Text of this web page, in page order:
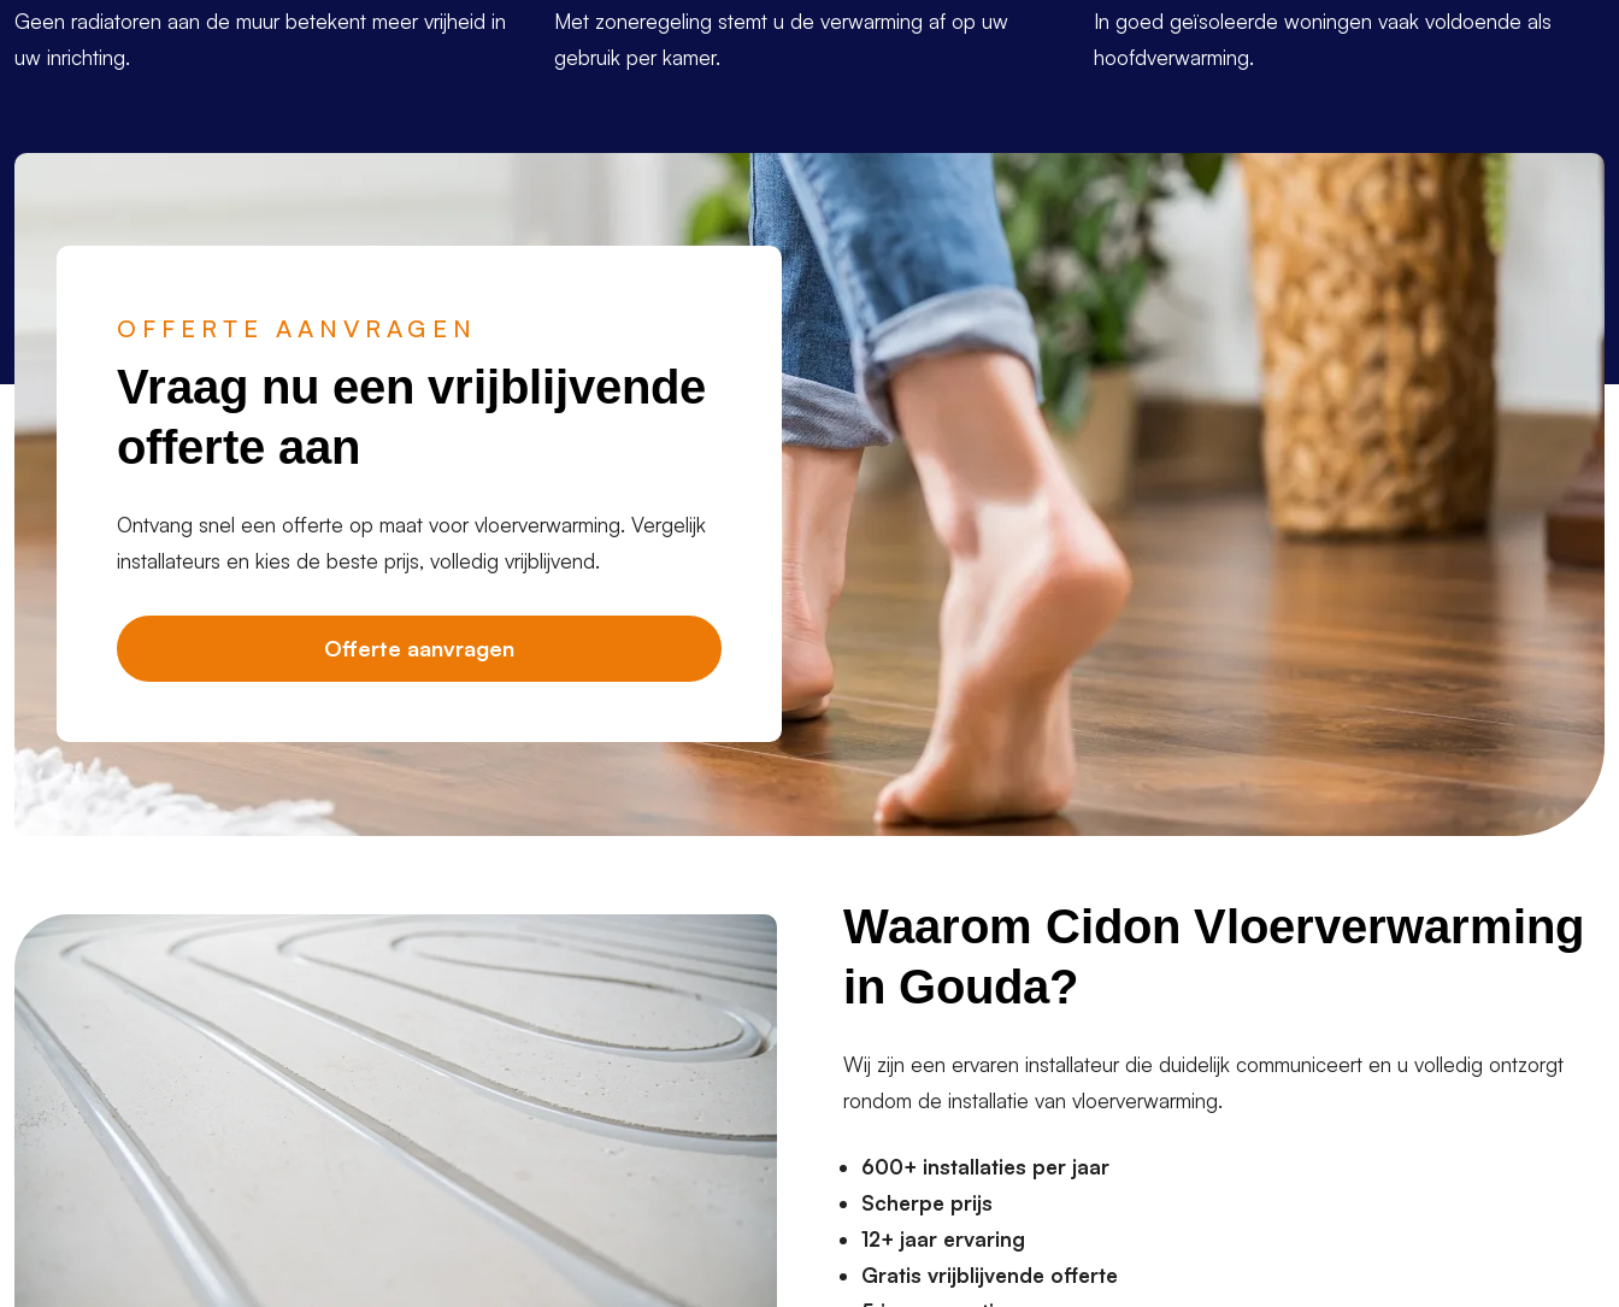
Geen radiatoren aan de muur betekent meer vrijheid in
uw inrichting.
Met zoneregeling stemt u de verwarming af op uw
gebruik per kamer.
In goed geïsoleerde woningen vaak voldoende als
hoofdverwarming.
OFFERTE AANVRAGEN
Vraag nu een vrijblijvende
offerte aan
Ontvang snel een offerte op maat voor vloerverwarming. Vergelijk
installateurs en kies de beste prijs, volledig vrijblijvend.
Offerte aanvragen
Waarom Cidon Vloerverwarming
in Gouda?
Wij zijn een ervaren installateur die duidelijk communiceert en u volledig ontzorgt
rondom de installatie van vloerverwarming.
600+ installaties per jaar
Scherpe prijs
12+ jaar ervaring
Gratis vrijblijvende offerte